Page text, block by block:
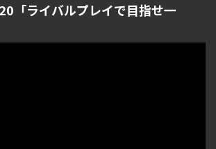
「ライバルプレイで目指せ一